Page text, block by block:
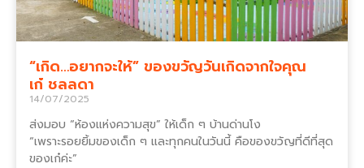
“เกิด…อยากจะให้” ของขวัญวันเกิดจากใจคุณ
เก๋ ชลลดา
14/07/2025
ส่งมอบ “ห้องแห่งความสุข” ให้เด็ก ๆ บ้านด่านโง
“เพราะรอยยิ้มของเด็ก ๆ และทุกคนในวันนี้ คือของขวัญที่ดีที่สุด
ของเก๋ค่ะ”